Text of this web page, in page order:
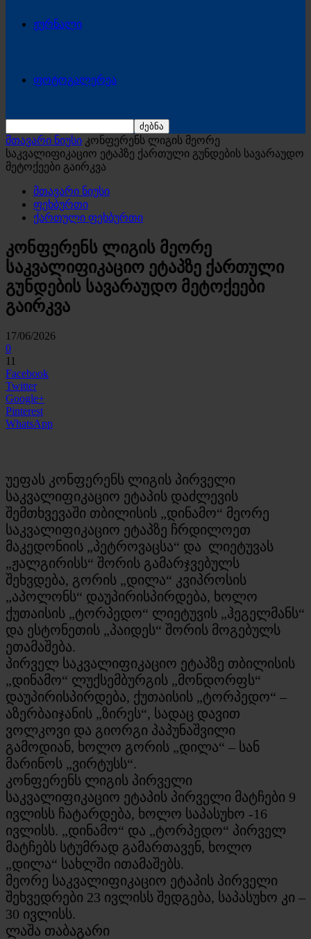
ჟურნალი
ფოტოგალერეა
მთავარი ნიუსი კონფერენს ლიგის მეორე
საკვალიფიკაციო ეტაპზე ქართული გუნდების სავარაუდო
მეტოქეები გაირკვა
მთავარი ნიუსი
ფეხბურთი
ქართული ფეხბურთი
კონფერენს ლიგის მეორე
საკვალიფიკაციო ეტაპზე ქართული
გუნდების სავარაუდო მეტოქეები
გაირკვა
17/06/2026
0
11
Facebook
Twitter
Google+
Pinterest
WhatsApp
უეფას კონფერენს ლიგის პირველი
საკვალიფიკაციო ეტაპის დაძლევის
შემთხვევაში თბილისის „დინამო“ მეორე
საკვალიფიკაციო ეტაპზე ჩრდილოეთ
მაკედონიის „პეტროვაცსა“ და ლიეტუვას
„ჟალგირისს“ შორის გამარჯვებულს
შეხვდება, გორის „დილა“ კვიპროსის
„აპოლონს“ დაუპირისპირდება, ხოლო
ქუთაისის „ტორპედო“ ლიეტუვის „ჰეგელმანს“
და ესტონეთის „პაიდეს“ შორის მოგებულს
ეთამაშება.
პირველ საკვალიფიკაციო ეტაპზე თბილისის
„დინამო“ ლუქსემბურგის „მონდორფს“
დაუპირისპირდება, ქუთაისის „ტორპედო“ –
აზერბაიჯანის „ზირეს“, სადაც დავით
ვოლკოვი და გიორგი პაპუნაშვილი
გამოდიან, ხოლო გორის „დილა“ – სან
მარინოს „ვირტუსს“.
კონფერენს ლიგის პირველი
საკვალიფიკაციო ეტაპის პირველი მატჩები 9
ივლისს ჩატარდება, ხოლო საპასუხო -16
ივლისს. „დინამო“ და „ტორპედო“ პირველ
მატჩებს სტუმრად გამართავენ, ხოლო
„დილა“ სახლში ითამაშებს.
მეორე საკვალიფიკაციო ეტაპის პირველი
შეხვედრები 23 ივლისს შედგება, საპასუხო კი –
30 ივლისს.
ლაშა თაბაგარი